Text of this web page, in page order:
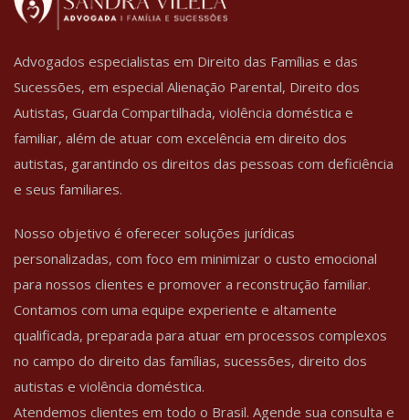
Advogados especialistas em Direito das Famílias e das
Sucessões, em especial Alienação Parental, Direito dos
Autistas, Guarda Compartilhada, violência doméstica e
familiar, além de atuar com excelência em direito dos
autistas, garantindo os direitos das pessoas com deficiência
e seus familiares.
Nosso objetivo é oferecer soluções jurídicas
personalizadas, com foco em minimizar o custo emocional
para nossos clientes e promover a reconstrução familiar.
Contamos com uma equipe experiente e altamente
qualificada, preparada para atuar em processos complexos
no campo do direito das famílias, sucessões, direito dos
autistas e violência doméstica.
Atendemos clientes em todo o Brasil. Agende sua consulta e